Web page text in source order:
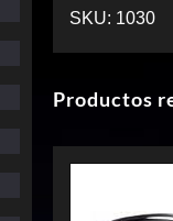
SKU: 1030
Productos